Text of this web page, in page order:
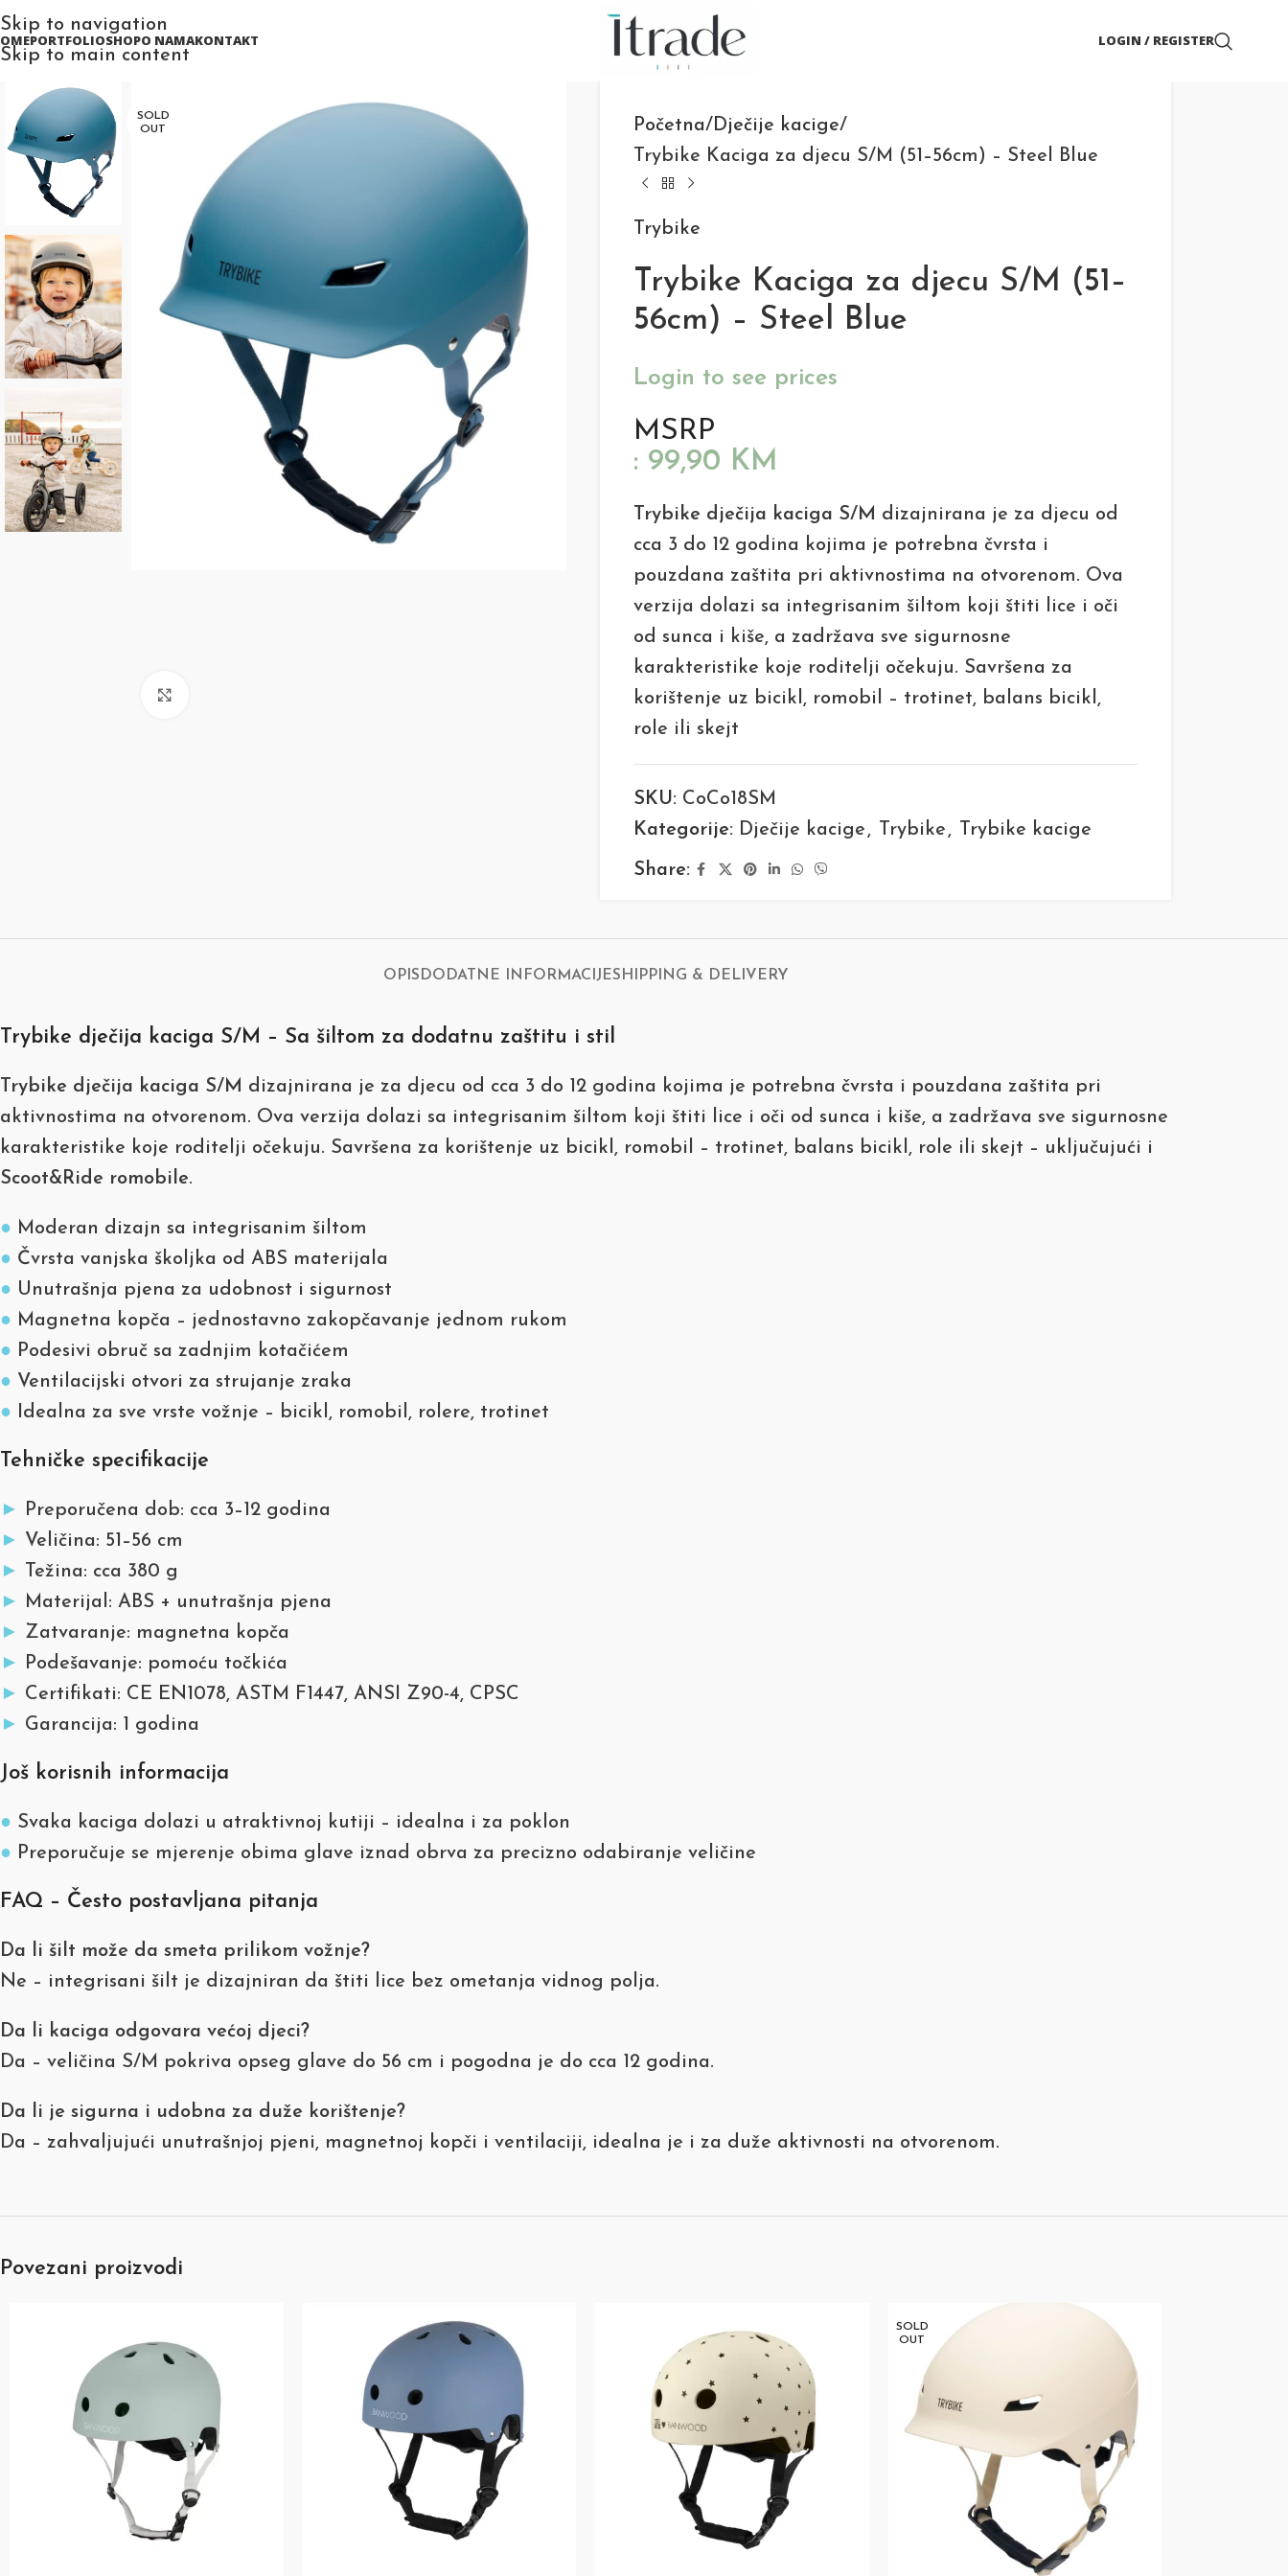
Skip to navigation
Skip to main content
PORTFOLIOSHOPO NAMAKONTAKT LOGIN / REGISTER
SOLD
OUT
Početna Dječije kacige
Trybike Kaciga za djecu S/M (51–56cm) – Steel Blue
Trybike
Trybike Kaciga za djecu S/M (51–
56cm) – Steel Blue
Login to see prices
MSRP
: 99,90 KM
Trybike dječija kaciga S/M dizajnirana je za djecu od
cca 3 do 12 godina kojima je potrebna čvrsta i
pouzdana zaštita pri aktivnostima na otvorenom. Ova
verzija dolazi sa integrisanim šiltom koji štiti lice i oči
od sunca i kiše, a zadržava sve sigurnosne
karakteristike koje roditelji očekuju. Savršena za
korištenje uz bicikl, romobil – trotinet, balans bicikl,
role ili skejt
SKU: CoCo18SM
Kategorije: Dječije kacige , Trybike , Trybike kacige
Share:
OPIS DODATNE INFORMACIJESHIPPING & DELIVERY
Trybike dječija kaciga S/M – Sa šiltom za dodatnu zaštitu i stil
Trybike dječija kaciga S/M dizajnirana je za djecu od cca 3 do 12 godina kojima je potrebna čvrsta i pouzdana zaštita pri
aktivnostima na otvorenom. Ova verzija dolazi sa integrisanim šiltom koji štiti lice i oči od sunca i kiše, a zadržava sve sigurnosne
karakteristike koje roditelji očekuju. Savršena za korištenje uz bicikl, romobil – trotinet, balans bicikl, role ili skejt – uključujući i
Scoot&Ride romobile.
● Moderan dizajn sa integrisanim šiltom
● Čvrsta vanjska školjka od ABS materijala
● Unutrašnja pjena za udobnost i sigurnost
● Magnetna kopča – jednostavno zakopčavanje jednom rukom
● Podesivi obruč sa zadnjim kotačićem
● Ventilacijski otvori za strujanje zraka
● Idealna za sve vrste vožnje – bicikl, romobil, rolere, trotinet
Tehničke specifikacije
► Preporučena dob: cca 3–12 godina
► Veličina: 51–56 cm
►
Težina: cca 380 g
► Materijal: ABS + unutrašnja pjena
► Zatvaranje: magnetna kopča
► Podešavanje: pomoću točkića
► Certifikati: CE EN1078, ASTM F1447, ANSI Z90-4, CPSC
► Garancija: 1 godina
Još korisnih informacija
● Svaka kaciga dolazi u atraktivnoj kutiji – idealna i za poklon
● Preporučuje se mjerenje obima glave iznad obrva za precizno odabiranje veličine
FAQ – Često postavljana pitanja
Da li šilt može da smeta prilikom vožnje?
Ne – integrisani šilt je dizajniran da štiti lice bez ometanja vidnog polja.
Da li kaciga odgovara većoj djeci?
Da – veličina S/M pokriva opseg glave do 56 cm i pogodna je do cca 12 godina.
Da li je sigurna i udobna za duže korištenje?
Da – zahvaljujući unutrašnjoj pjeni, magnetnoj kopči i ventilaciji, idealna je i za duže aktivnosti na otvorenom.
Povezani proizvodi
SOLD
OUT